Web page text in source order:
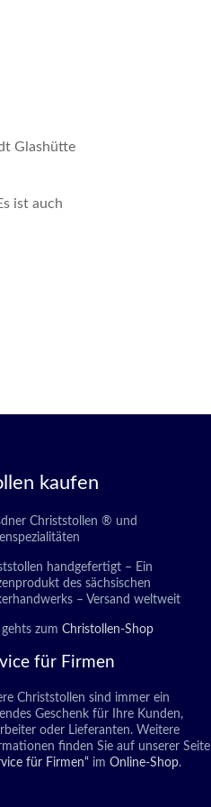
Glashütte
ist auch
kaufen
Christstollen ® und
handgefertigt – Ein
des sächsischen
– Versand weltweit
zum Christollen-Shop
für Firmen
Christstollen sind immer ein
Geschenk für Ihre Kunden,
oder Lieferanten. Weitere
finden Sie auf unserer Seite
für Firmen“ im Online-Shop.